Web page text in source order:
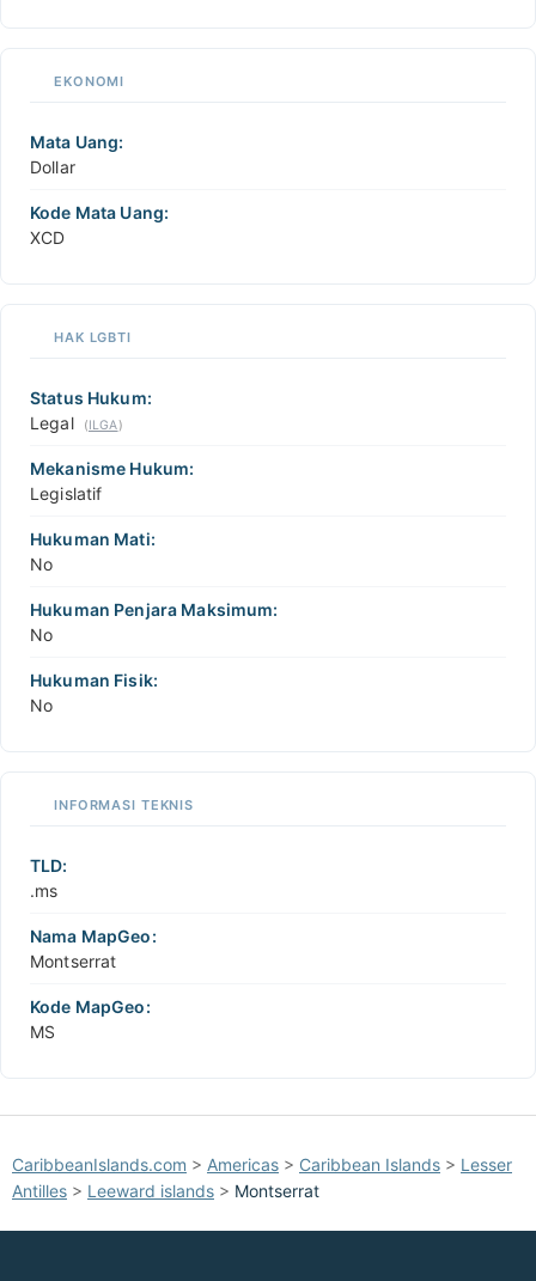
EKONOMI
Mata Uang:
Dollar
Kode Mata Uang:
XCD
HAK LGBTI
Status Hukum:
Legal
(ILGA)
Mekanisme Hukum:
Legislatif
Hukuman Mati:
No
Hukuman Penjara Maksimum:
No
Hukuman Fisik:
No
INFORMASI TEKNIS
TLD:
.ms
Nama MapGeo:
Montserrat
Kode MapGeo:
MS
CaribbeanIslands.com > Americas > Caribbean Islands > Lesser
Antilles > Leeward islands > Montserrat